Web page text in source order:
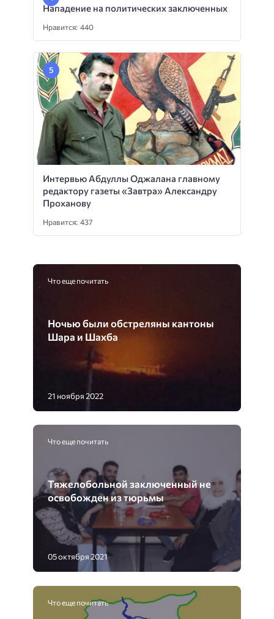
Нападение на политических заключенных
Нравится: 440
Интервью Абдуллы Оджалана главному
редактору газеты «Завтра» Александру
Проханову
Нравится: 437
Что еще почитать
Ночью были обстреляны кантоны
Шара и Шахба
21 ноября 2022
Что еще почитать
Тяжелобольной заключенный не
освобожден из тюрьмы
05 октября 2021
Что еще почитать